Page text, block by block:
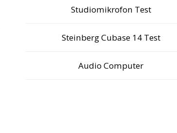
Studiomikrofon Test
Steinberg Cubase 14 Test
Audio Computer